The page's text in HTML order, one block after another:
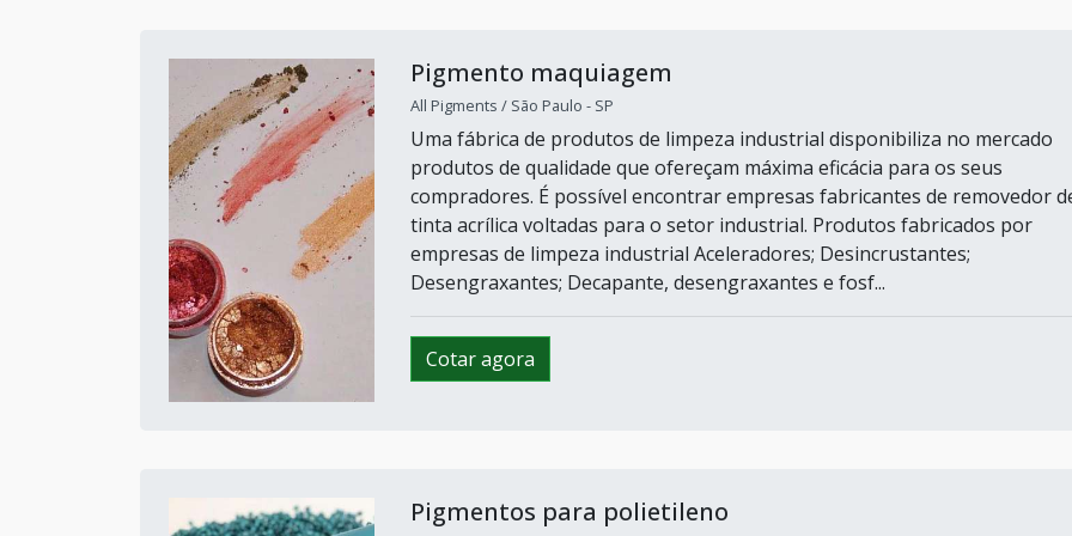
Pigmento maquiagem
All Pigments / São Paulo - SP
Uma fábrica de produtos de limpeza industrial disponibiliza no mercado
produtos de qualidade que ofereçam máxima eficácia para os seus
compradores. É possível encontrar empresas fabricantes de removedor
tinta acrílica voltadas para o setor industrial. Produtos fabricados por
empresas de limpeza industrial Aceleradores; Desincrustantes;
Desengraxantes; Decapante, desengraxantes e fosf...
Cotar agora
Pigmentos para polietileno